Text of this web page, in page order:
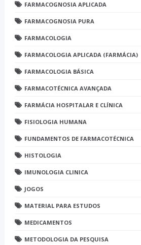
FARMACOGNOSIA APLICADA
FARMACOGNOSIA PURA
FARMACOLOGIA
FARMACOLOGIA APLICADA (FARMÁCIA)
FARMACOLOGIA BÁSICA
FARMACOTÉCNICA AVANÇADA
FARMÁCIA HOSPITALAR E CLÍNICA
FISIOLOGIA HUMANA
FUNDAMENTOS DE FARMACOTÉCNICA
HISTOLOGIA
IMUNOLOGIA CLINICA
JOGOS
MATERIAL PARA ESTUDOS
MEDICAMENTOS
METODOLOGIA DA PESQUISA